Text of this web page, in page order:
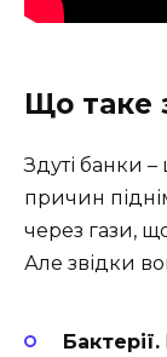
Що таке
Здуті банки –
причин
через гази,
Але звідки
Бактерії.